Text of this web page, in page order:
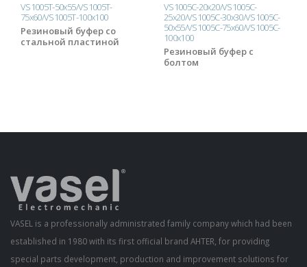
VS1005T-50x55/VS1005T-
75x60/VS1005T-100x100
Резиновый буфер со
стальной пластиной
VS1005C-20x20/VS1005C-
25x20/VS1005C-30x30/VS1005C-
50x55/VS1005C-75x60/VS1005C-
100x100
Резиновый буфер с
болтом
VASEL is a professionally administrated family company which had been
established in 1980 with its first official brand AHTER, for providing
special parts development, production and improvement solutions for